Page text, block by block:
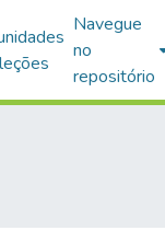
Navegue
no
repositório